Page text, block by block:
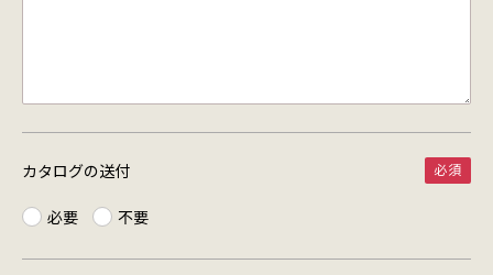
カタログの送付
必要 不要